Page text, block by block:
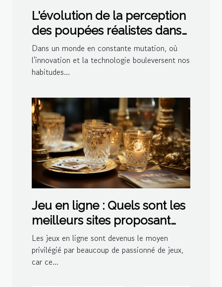
L'évolution de la perception
des poupées réalistes dans
la société moderne
Dans un monde en constante mutation, où
l'innovation et la technologie bouleversent nos
habitudes...
Jeu en ligne : Quels sont les
meilleurs sites proposant
des jeux de belote ?
Les jeux en ligne sont devenus le moyen
privilégié par beaucoup de passionné de jeux,
car ce...